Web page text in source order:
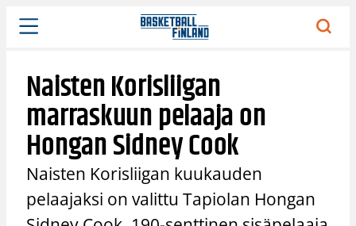
Siirry
sisältöön
Naisten Korisliigan
marraskuun pelaaja on
Hongan Sidney Cook
Naisten Korisliigan kuukauden
pelaajaksi on valittu Tapiolan Hongan